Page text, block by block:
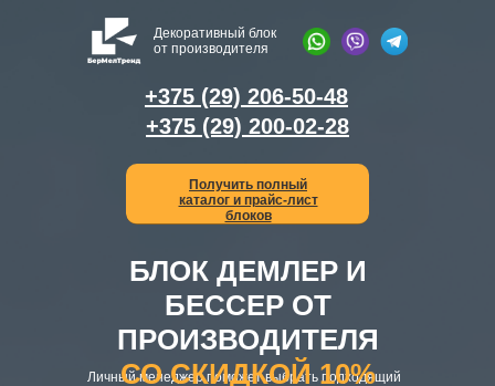
Получить полный
каталог и прайс-лист
блоков
+375 (29) 200-02-28
Личный менеджер поможет выбрать подходящий
Декоративный блок
от производителя
БЛОК ДЕМЛЕР И
БЕССЕР ОТ
ПРОИЗВОДИТЕЛЯ
СО СКИДКОЙ 10%
+375 (29) 206-50-48